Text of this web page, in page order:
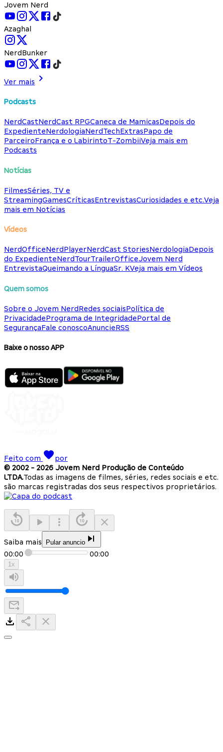
Jovem Nerd
Azaghal
NerdBunker
Ver mais
Podcasts
NerdCastNerdCast RPGCaneca de MamicasDepois do
ExpedienteNerdologiaNerdTechExtrasPapo de
ParceiroFrança e o LabirintoT-ZombiiVeja mais em
Podcasts
Notícias
FilmesSéries, TV e
StreamingGamesCríticasEntrevistasCuriosidades e etc.Veja
mais em Notícias
Vídeos
NerdOfficeNerdPlayerNerdCast StoriesNerdologiaDepois
do ExpedienteNerdTourTrailerOfficeJovem Nerd
EntrevistaQueimando a LínguaSr. KVeja mais em Vídeos
Quem somos
Sobre o Jovem NerdRedes sociaisPolítica de
PrivacidadePrograma de IntegridadePortal de
SegurançaFale conoscoAnuncieRSS
Baixe o nosso APP
Feito com
por
© 2002 - 2026 Jovem Nerd Produção de Conteúdo
LTDA.Todas as imagens de filmes, séries, redes sociais e etc.
são marcas registradas dos seus respectivos proprietários.
Saiba mais Pular anuncio
00:00 00:00
1x